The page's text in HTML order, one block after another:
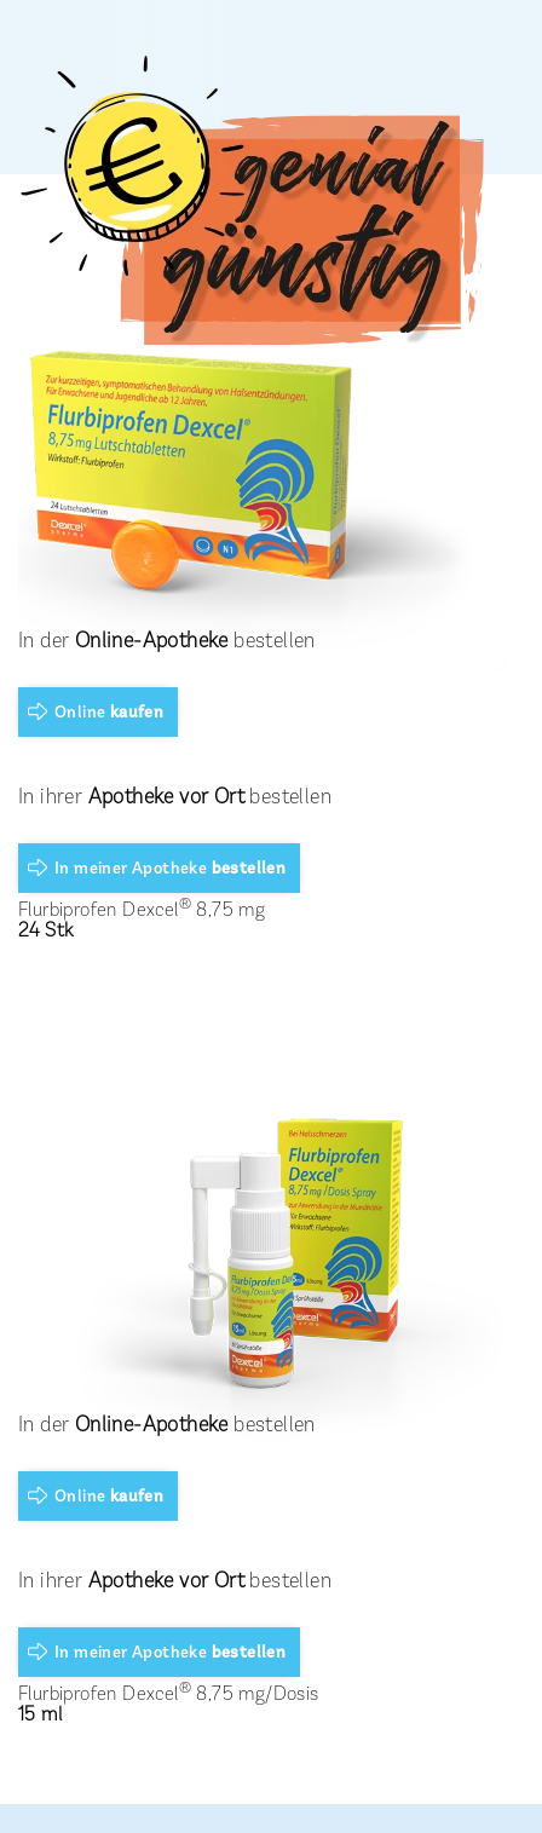
In der Online-Apothekebestellen
Online kaufen
In ihrer Apotheke vor Ortbestellen
In meiner Apotheke bestellen
Flurbiprofen Dexcel® 8,75 mg
24 Stk
In der Online-Apothekebestellen
Online kaufen
In ihrer Apotheke vor Ortbestellen
In meiner Apotheke bestellen
Flurbiprofen Dexcel® 8,75 mg/Dosis
15 ml